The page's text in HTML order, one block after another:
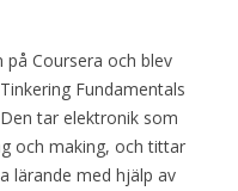
Coursera och blev
Fundamentals
tar elektronik som
och making, och tittar
lärande med hjälp av